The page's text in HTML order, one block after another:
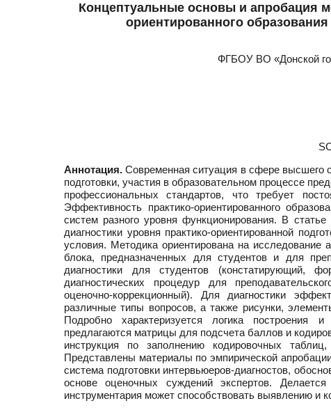
Концептуальные основы и апробация
ориентированного
ФГБОУ ВО «Донской
Аннотация. Современная ситуация в сфере высшего
подготовки, участия в образовательном процессе
профессиональных стандартов, что требует
Эффективность практико-ориентированного
систем разного уровня функционирования. В
диагностики уровня практико-ориентированной
условия. Методика ориентирована на исследование
блока, предназначенных для студентов и для
диагностики для студентов (констатирующий,
диагностических процедур для
оценочно-коррекционный). Для диагностики
различные типы вопросов, а также рисунки,
Подробно характеризуется логика построения и
предлагаются матрицы для подсчета баллов и
инструкция по заполнению кодировочных
Представлены материалы по эмпирической
система подготовки интервьюеров-диагностов,
основе оценочных суждений экспертов.
инструментария может способствовать выявлению и